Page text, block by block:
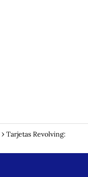
Tarjetas Revolving: